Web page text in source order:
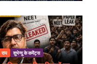
राय शुभेन्दु के कमेंट्स